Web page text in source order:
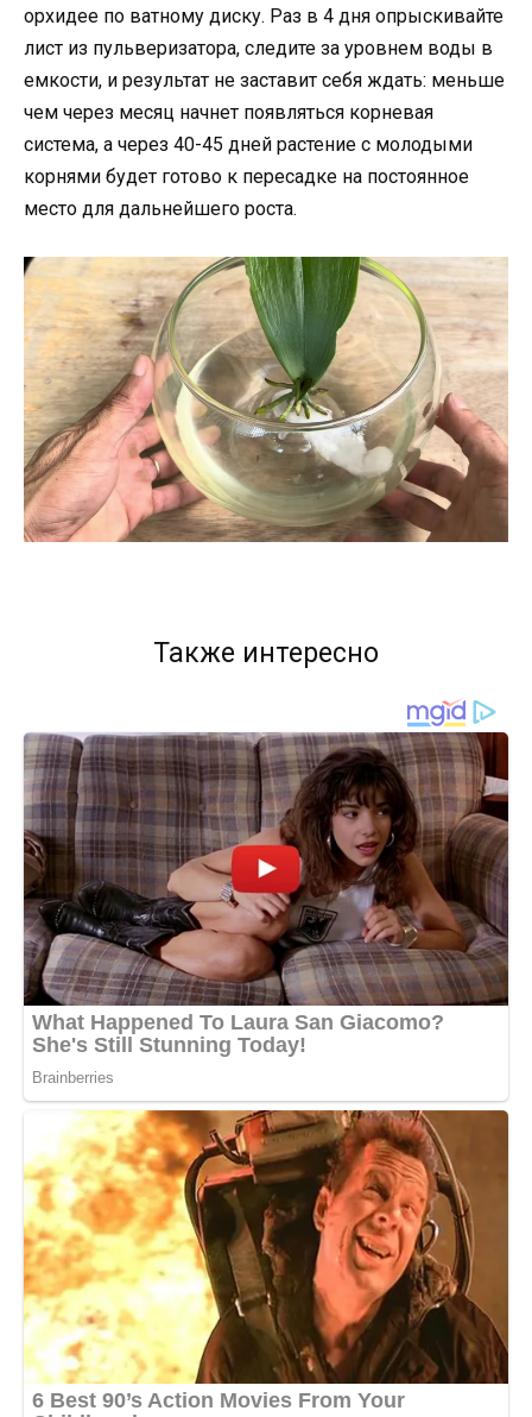
орхидее по ватному диску. Раз в 4 дня опрыскивайте
лист из пульверизатора, следите за уровнем воды в
емкости, и результат не заставит себя ждать: меньше
чем через месяц начнет появляться корневая
система, а через 40-45 дней растение с молодыми
корнями будет готово к пересадке на постоянное
место для дальнейшего роста.
Также интересно